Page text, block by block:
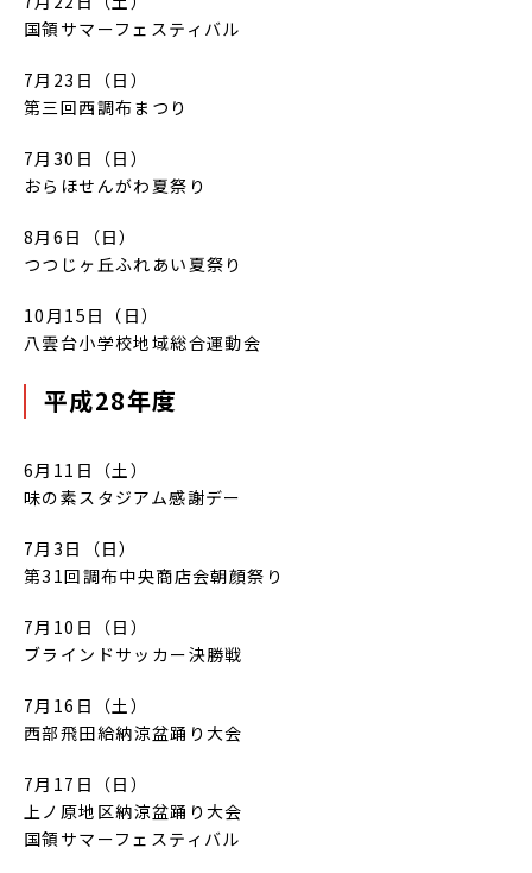
国領サマーフェスティバル
7月23日（日）
第三回西調布まつり
7月30日（日）
おらほせんがわ夏祭り
8月6日（日）
つつじヶ丘ふれあい夏祭り
10月15日（日）
八雲台小学校地域総合運動会
平成28年度
6月11日（土）
味の素スタジアム感謝デー
7月3日（日）
第31回調布中央商店会朝顔祭り
7月10日（日）
ブラインドサッカー決勝戦
7月16日（土）
西部飛田給納涼盆踊り大会
7月17日（日）
上ノ原地区納涼盆踊り大会
国領サマーフェスティバル